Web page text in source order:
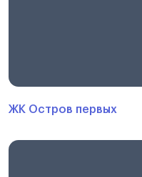
ЖК Остров первых